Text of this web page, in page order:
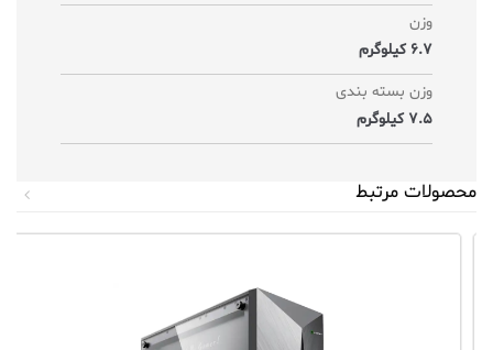
وزن
6.7 کیلوگرم
وزن بسته بندی
7.5 کیلوگرم
محصولات مرتبط